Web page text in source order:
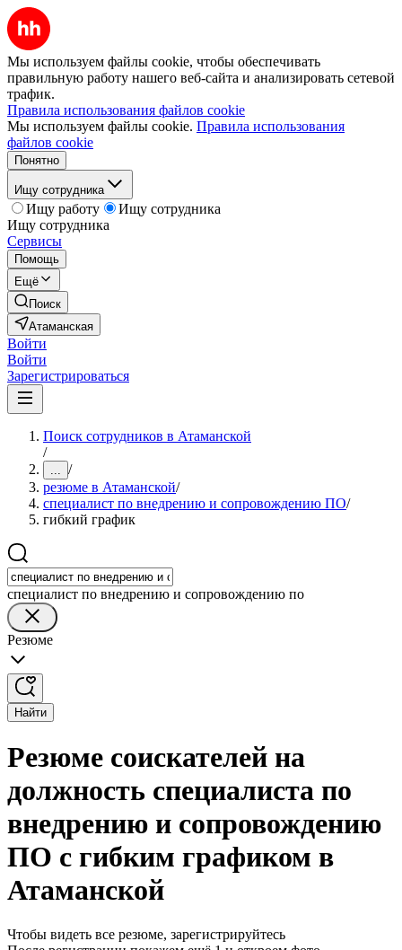
Мы используем файлы cookie, чтобы обеспечивать
правильную работу нашего веб-сайта и анализировать сетевой
трафик.
Правила использования файлов cookie
Мы используем файлы cookie. Правила использования
файлов cookie
Понятно
Ищу сотрудника
Ищу работу
Ищу сотрудника
Ищу сотрудника
Сервисы
Помощь
Ещё
Поиск
Атаманская
Войти
Войти
Зарегистрироваться
Поиск сотрудников в Атаманской
/
... /
резюме в Атаманской/
специалист по внедрению и сопровождению ПО/
гибкий график
специалист по внедрению и сопровождению по
Резюме
Найти
Резюме соискателей на
должность специалиста по
внедрению и сопровождению
ПО с гибким графиком в
Атаманской
Чтобы видеть все резюме, зарегистрируйтесь